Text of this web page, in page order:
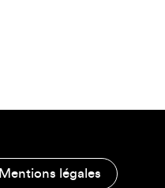
Mentions légales